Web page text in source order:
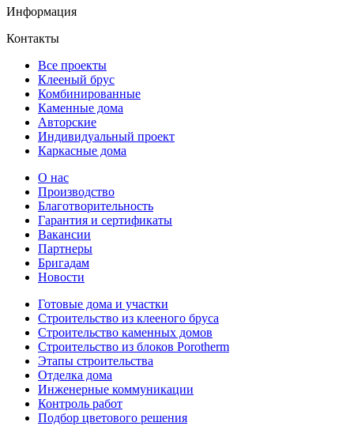
Информация
Контакты
Все проекты
Клееный брус
Комбинированные
Каменные дома
Авторские
Индивидуальный проект
Каркасные дома
О нас
Производство
Благотворительность
Гарантия и сертификаты
Вакансии
Партнеры
Бригадам
Новости
Готовые дома и участки
Строительство из клееного бруса
Строительство каменных домов
Строительство из блоков Porotherm
Этапы строительства
Отделка дома
Инженерные коммуникации
Контроль работ
Подбор цветового решения